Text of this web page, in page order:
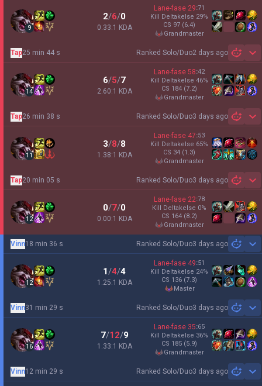
9
2/6/0
0.33:1 KDA
Lane-fase 29:71
Kill Deltakelse 29%
CS 97 (6.4)
grandmaster
Ranked Solo/Duo2 days ago
Tap25 min 44 s
14
6/5/7
2.60:1 KDA
Lane-fase 58:42
Kill Deltakelse 46%
CS 184 (7.2)
grandmaster
Ranked Solo/Duo3 days ago
Tap26 min 38 s
11
3/8/8
1.38:1 KDA
Lane-fase 47:53
Kill Deltakelse 65%
CS 34 (1.3)
grandmaster
Ranked Solo/Duo3 days ago
Tap20 min 05 s
12
0/7/0
0.00:1 KDA
Lane-fase 22:78
Kill Deltakelse 0%
CS 164 (8.2)
grandmaster
Ranked Solo/Duo3 days ago
Vinn18 min 36 s
12
1/4/4
1.25:1 KDA
Lane-fase 49:51
Kill Deltakelse 24%
CS 136 (7.3)
master
Ranked Solo/Duo3 days ago
Vinn31 min 29 s
16
7/12/9
1.33:1 KDA
Lane-fase 35:65
Kill Deltakelse 36%
CS 185 (5.9)
grandmaster
Ranked Solo/Duo3 days ago
Vinn12 min 29 s